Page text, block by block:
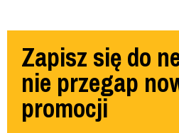
Zapisz się do
nie przegap
promocji